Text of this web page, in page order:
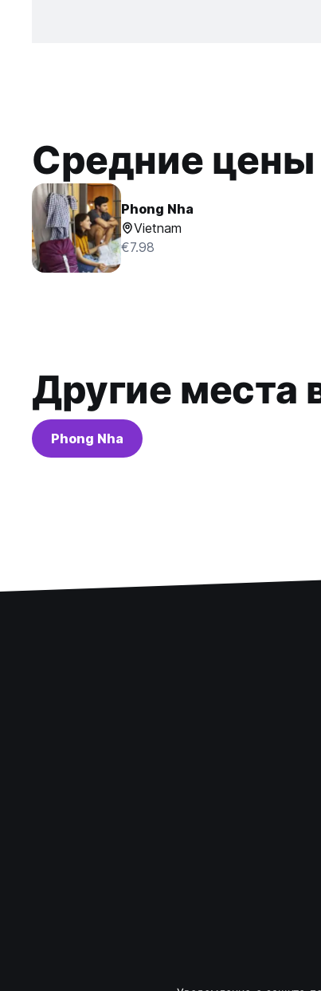
Средние цены
Phong Nha
Vietnam
€7.98
Другие места
Phong Nha